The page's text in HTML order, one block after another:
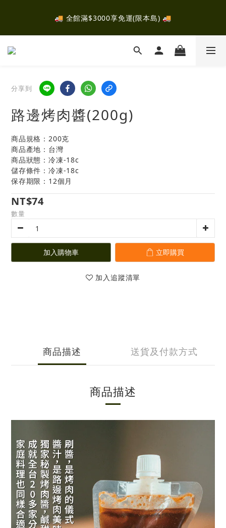
營！ ✈️
🚚 全館滿$3000享免運(限本島) 🚚
✈️ 全館消費滿$2000，即可參加抽獎！有機會抽中富士山露
分享到
路邊烤肉醬(200g)
商品規格：200克
商品產地：台灣
商品狀態：冷凍-18c
儲存條件：冷凍-18c
保存期限：12個月
NT$74
數量
加入購物車 立即購買
加入追蹤清單
商品描述 送貨及付款方式
商品描述